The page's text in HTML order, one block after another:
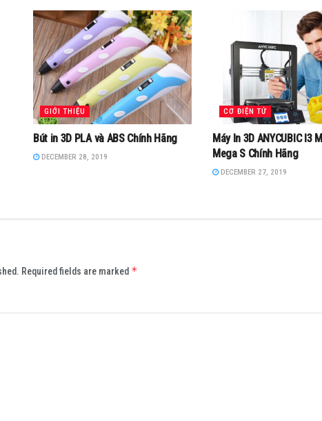
GIỚI THIỆU
Bút in 3D PLA và ABS Chính Hãng
DECEMBER 28, 2019
CƠ ĐIỆN TỬ
Máy In 3D ANYCUBIC I3
Mega S Chính Hãng
DECEMBER 27, 2019
Required fields are marked *